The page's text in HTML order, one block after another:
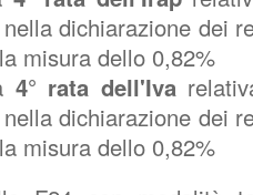
dichiarazione dei
misura dello 0,82%
4° rata dell'Iva
dichiarazione dei
misura dello 0,82%